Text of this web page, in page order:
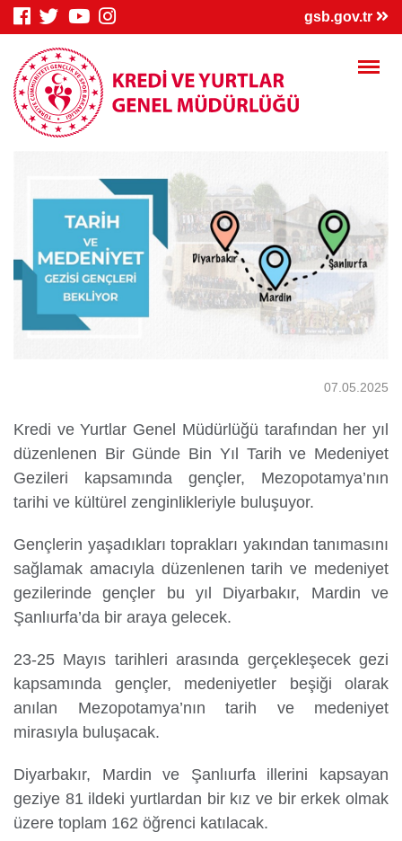
gsb.gov.tr
07.05.2025
Kredi ve Yurtlar Genel Müdürlüğü tarafından her yıl
düzenlenen Bir Günde Bin Yıl Tarih ve Medeniyet
Gezileri kapsamında gençler, Mezopotamya’nın
tarihi ve kültürel zenginlikleriyle buluşuyor.
Gençlerin yaşadıkları toprakları yakından tanımasını
sağlamak amacıyla düzenlenen tarih ve medeniyet
gezilerinde gençler bu yıl Diyarbakır, Mardin ve
Şanlıurfa’da bir araya gelecek.
23-25 Mayıs tarihleri arasında gerçekleşecek gezi
kapsamında gençler, medeniyetler beşiği olarak
anılan Mezopotamya’nın tarih ve medeniyet
mirasıyla buluşacak.
Diyarbakır, Mardin ve Şanlıurfa illerini kapsayan
geziye 81 ildeki yurtlardan bir kız ve bir erkek olmak
üzere toplam 162 öğrenci katılacak.
×
Genç Bilgi
Sistemi
Spor Bilgi
Sistemi
Kredi/Yurt
İşlemleri
Kredi/Bursum
Yurtdışı
Öğrenciler